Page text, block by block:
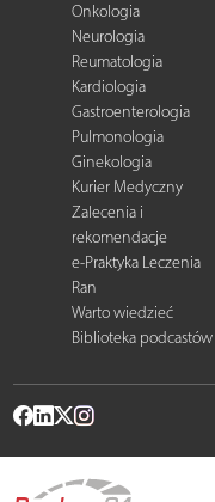
Onkologia
Neurologia
Reumatologia
Kardiologia
Gastroenterologia
Pulmonologia
Ginekologia
Kurier Medyczny
Zalecenia i
rekomendacje
e-Praktyka Leczenia
Ran
Warto wiedzieć
Biblioteka podcastów